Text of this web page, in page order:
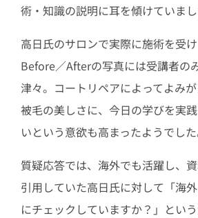
術・知識の説明に耳を傾けていまし
高日氏のサロンで実際に施術を受
Before／Afterの写真には受講者の
津々。コートリペアによってよみ
被毛の美しさに、今日の学びを実
いという意欲も高まったようでした
質疑応答では、海外でも活躍し、
引用していた高日氏に対して「海
にチェックしていますか？」とい